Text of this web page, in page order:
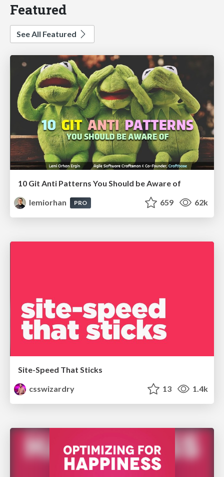
Featured
See All Featured
10 Git Anti Patterns You Should be Aware of
lemiorhan
PRO 659 62k
Site-Speed That Sticks
csswizardry
13 1.4k